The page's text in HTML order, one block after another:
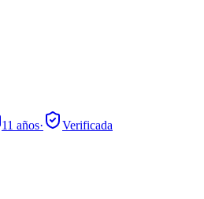
11 años·
Verificada